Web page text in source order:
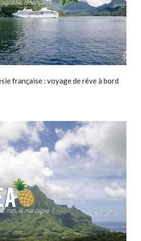
française : voyage de rêve à bord